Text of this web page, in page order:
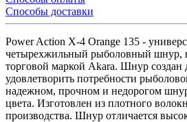
Способы доставки
Power Action X-4 Orange 135 -
четырехжильный рыболовный шнур,
торговой маркой Akara. Шнур создан
удовлетворить потребности
надежном, прочном и недорогом
цвета. Изготовлен из плотного
производства. Шнур отличается